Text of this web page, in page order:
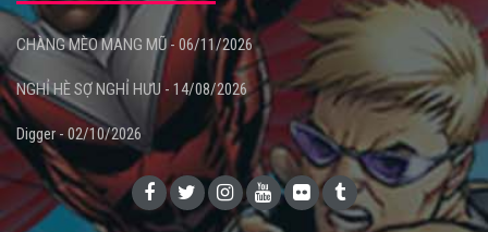
CHÀNG MÈO MANG MŨ - 06/11/2026
NGHỈ HÈ SỢ NGHỈ HƯU - 14/08/2026
Digger - 02/10/2026